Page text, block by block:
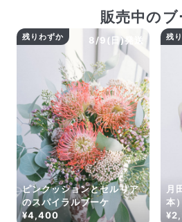
販売中のブ
8/9(日)発送
残りわずか
ピンクッションとセルリア
のスパイラルブーケ
¥4,400
残
月
本）